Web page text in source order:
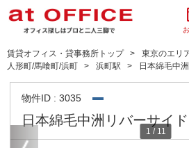
賃貸オフィス・貸事務所トップ 東京のエリ
人形町/馬喰町/浜町
浜町駅 日本綿毛中
物件ID : 3035
日本綿毛中洲リバーサイ
1 / 11